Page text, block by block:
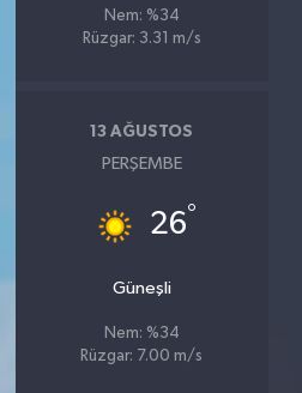
Nem: %34
Rüzgar: 3.31 m/s
13 AĞUSTOS
PERŞEMBE
26°
Güneşli
Nem: %34
Rüzgar: 7.00 m/s